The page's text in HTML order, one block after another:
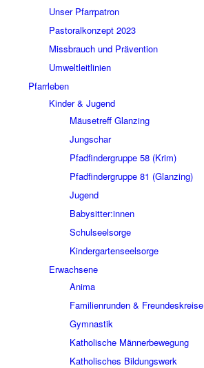
Unser Pfarrpatron
Pastoralkonzept 2023
Missbrauch und Prävention
Umweltleitlinien
Pfarrleben
Kinder & Jugend
Mäusetreff Glanzing
Jungschar
Pfadfindergruppe 58 (Krim)
Pfadfindergruppe 81 (Glanzing)
Jugend
Babysitter:innen
Schulseelsorge
Kindergartenseelsorge
Erwachsene
Anima
Familienrunden & Freundeskreise
Gymnastik
Katholische Männerbewegung
Katholisches Bildungswerk